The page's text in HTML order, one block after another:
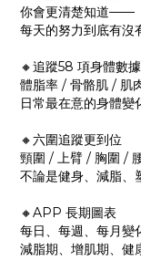
你會更清楚知道——
每天的努力到底有沒
🔸追蹤58 項身體數據
體脂率 / 骨骼肌 /
日常最在意的身體變
🔸六圍追蹤更到位
頸圍 / 上臂 / 胸圍 /
不論是健身、減脂、
🔸APP 長期圖表
每日、每週、每月變
減脂期、增肌期、健